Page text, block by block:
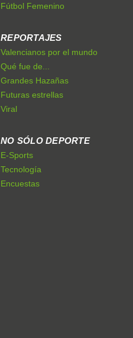
Fútbol Femenino
REPORTAJES
Valencianos por el mundo
Qué fue de...
Grandes Hazañas
Futuras estrellas
Viral
NO SÓLO DEPORTE
E-Sports
Tecnología
Encuestas